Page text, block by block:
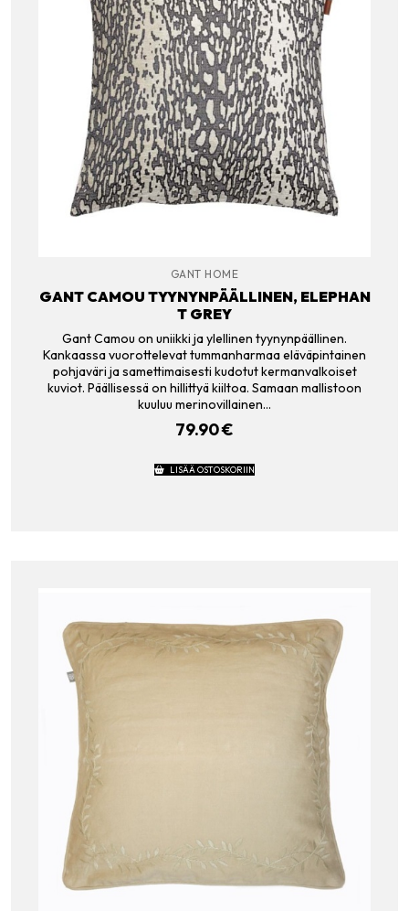
GANT HOME
GANT CAMOU TYYNYNPÄÄLLINEN, ELEPHAN
T GREY
Gant Camou on uniikki ja ylellinen tyynynpäällinen.
Kankaassa vuorottelevat tummanharmaa eläväpintainen
pohjaväri ja samettimaisesti kudotut kermanvalkoiset
kuviot. Päällisessä on hillittyä kiiltoa. Samaan mallistoon
kuuluu merinovillainen…
79.90€
LISÄÄ OSTOSKORIIN